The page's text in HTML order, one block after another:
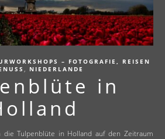
– FOTOGRAFIE, REISEN
, NIEDERLANDE
in